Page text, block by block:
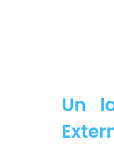
Un